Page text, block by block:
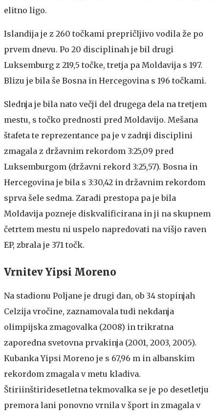
elitno ligo.
Islandija je z 260 točkami prepričljivo vodila že po
prvem dnevu. Po 20 disciplinah je bil drugi
Luksemburg z 219,5 točke, tretja pa Moldavija s 197.
Blizu je bila še Bosna in Hercegovina s 196 točkami.
Slednja je bila nato večji del drugega dela na tretjem
mestu, s točko prednosti pred Moldavijo. Mešana
štafeta te reprezentance pa je v zadnji disciplini
zmagala z državnim rekordom 3:25,09 pred
Luksemburgom (državni rekord 3:25,57). Bosna in
Hercegovina je bila s 3:30,42 in državnim rekordom
sprva šele sedma. Zaradi prestopa pa je bila
Moldavija pozneje diskvalificirana in ji na skupnem
četrtem mestu ni uspelo napredovati na višjo raven
EP, zbrala je 371 točk.
Vrnitev Yipsi Moreno
Na stadionu Poljane je drugi dan, ob 34 stopinjah
Celzija vročine, zaznamovala tudi nekdanja
olimpijska zmagovalka (2008) in trikratna
zaporedna svetovna prvakinja (2001, 2003, 2005).
Kubanka Yipsi Moreno je s 67,96 m in albanskim
rekordom zmagala v metu kladiva.
Štiriinštiridesetletna tekmovalka se je po desetletju
premora lani ponovno vrnila v šport in zmagala v